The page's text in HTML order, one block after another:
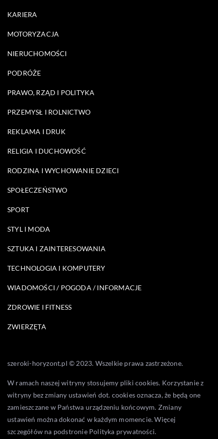
KARIERA
MOTORYZACJA
NIERUCHOMOŚCI
PODRÓŻE
PRAWO, RZĄD I POLITYKA
PRZEMYSŁ I ROLNICTWO
REKLAMA I DRUK
RELIGIA I DUCHOWOŚĆ
RODZINA I WYCHOWANIE DZIECI
SPOŁECZEŃSTWO
SPORT
STYL I MODA
SZTUKA I ZAINTERESOWANIA
TECHNOLOGIA I KOMPUTERY
WIADOMOŚCI / POGODA / INFORMACJE
ZDROWIE I FITNESS
ZWIERZĘTA
szeroki-horyzont.pl © 2023. Wszelkie prawa zastrzeżone.
W ramach naszej witryny stosujemy pliki cookies. Korzystanie z
witryny bez zmiany ustawień dot. cookies oznacza, że będą one
zamieszczane w Państwa urządzeniu końcowym. Zmiany
ustawień można dokonać w każdym momencie. Więcej
szczegółów na podstronie Polityka prywatności.